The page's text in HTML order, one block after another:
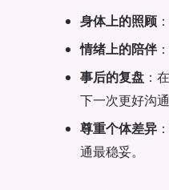
身体上的照顾
情绪上的陪伴
事后的复盘 ：
下一次更好沟通
尊重个体差异
通最稳妥。